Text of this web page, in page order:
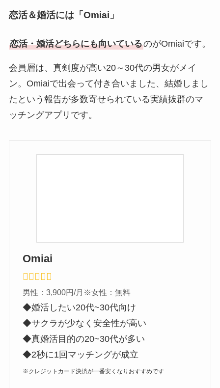
恋活＆婚活には「Omiai」
恋活・婚活どちらにも向いているのがOmiaiです。
会員層は、真剣度が高い20～30代の男女がメイ
ン。Omiaiで出会って付き合いました、結婚しまし
たという報告が多数寄せられている実績抜群のマ
ッチングアプリです。
Omiai
男性：3,900円/月※女性：無料
◆婚活したい20代~30代向け
◆サクラが少なく安全性が高い
◆真婚活目的の20~30代が多い
◆2秒に1回マッチングが成立
※クレジットカード決済が一番安くなりおすすめです